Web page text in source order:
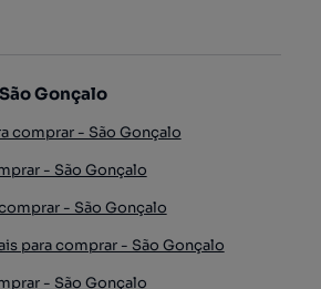
Gonçalo
comprar - São Gonçalo
- São Gonçalo
- São Gonçalo
para comprar - São Gonçalo
- São Gonçalo